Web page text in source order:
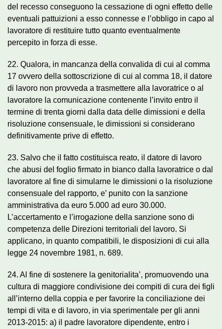
del recesso conseguono la cessazione di ogni effetto delle
eventuali pattuizioni a esso connesse e l’obbligo in capo al
lavoratore di restituire tutto quanto eventualmente
percepito in forza di esse.
22. Qualora, in mancanza della convalida di cui al comma
17 ovvero della sottoscrizione di cui al comma 18, il datore
di lavoro non provveda a trasmettere alla lavoratrice o al
lavoratore la comunicazione contenente l’invito entro il
termine di trenta giorni dalla data delle dimissioni e della
risoluzione consensuale, le dimissioni si considerano
definitivamente prive di effetto.
23. Salvo che il fatto costituisca reato, il datore di lavoro
che abusi del foglio firmato in bianco dalla lavoratrice o dal
lavoratore al fine di simularne le dimissioni o la risoluzione
consensuale del rapporto, e’ punito con la sanzione
amministrativa da euro 5.000 ad euro 30.000.
L’accertamento e l’irrogazione della sanzione sono di
competenza delle Direzioni territoriali del lavoro. Si
applicano, in quanto compatibili, le disposizioni di cui alla
legge 24 novembre 1981, n. 689.
24. Al fine di sostenere la genitorialita’, promuovendo una
cultura di maggiore condivisione dei compiti di cura dei figli
all’interno della coppia e per favorire la conciliazione dei
tempi di vita e di lavoro, in via sperimentale per gli anni
2013-2015: a) il padre lavoratore dipendente, entro i